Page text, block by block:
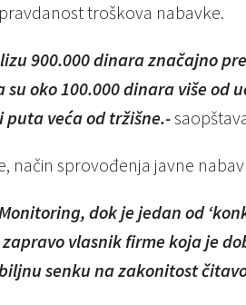
troškova nabavke.
900.000 dinara značajno
oko 100.000 dinara više od
veća od tržišne.-
način sprovođenja javne
dok je jedan od
zapravo vlasnik firme koja je
senku na zakonitost